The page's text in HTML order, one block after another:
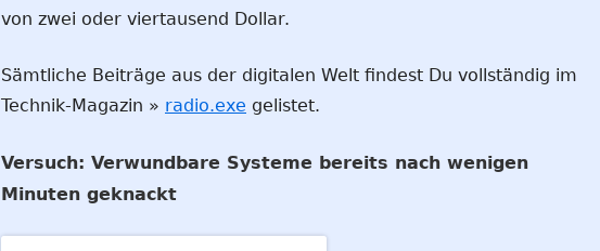
von zwei oder viertausend Dollar.
Sämtliche Beiträge aus der digitalen Welt findest Du vollständig im
Technik-Magazin » radio.exe gelistet.
Versuch: Verwundbare Systeme bereits nach wenigen
Minuten geknackt